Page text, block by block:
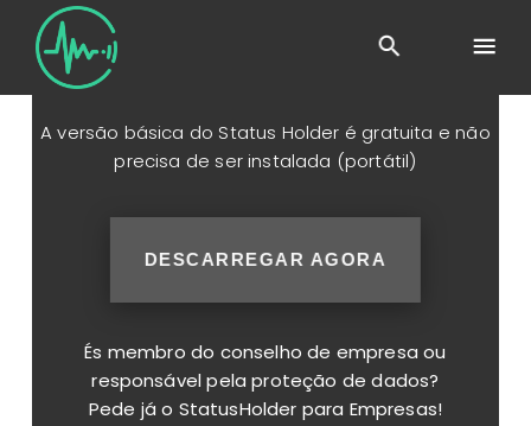
A versão básica do Status Holder é gratuita e não
precisa de ser instalada (portátil)
DESCARREGAR AGORA
És membro do conselho de empresa ou
responsável pela proteção de dados?
Pede já o StatusHolder para Empresas!